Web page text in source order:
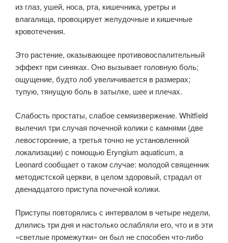
из глаз, ушей, носа, рта, кишечника, уретры и
влагалища, провоцирует желудочные и кишечные
кровотечения.
Это растение, оказывающее противовоспалительный
эффект при синяках. Оно вызывает головную боль;
ощущение, будто лоб увеличивается в размерах;
тупую, тянущую боль в затылке, шее и плечах.
Слабость простаты, слабое семяизвержение. Whitfield
вылечил три случая почечной колики с камнями (две
левосторонние, а третья точно не установленной
локализации) с помощью Eryngium aquaticum, a
Leonard сообщает о таком случае: молодой священник
методистской церкви, в целом здоровый, страдал от
двенадцатого приступа почечной колики.
Приступы повторялись с интервалом в четыре недели,
длились три дня и настолько ослабляли его, что и в эти
«светлые промежутки» он был не способен что-либо